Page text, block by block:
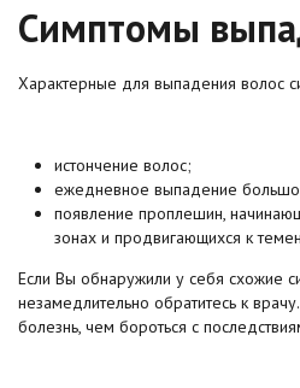
Симптомы
Характерные для выпадения волос
истончение волос;
ежедневное выпадение
появление проплешин,
зонах и продвигающихся к
Если Вы обнаружили у себя схожие
незамедлительно обратитесь к
болезнь, чем бороться с